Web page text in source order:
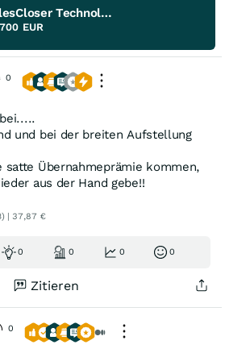
SalesCloser Technologies
EUR
0
und bei der breiten Aufstellung
satte Übernahmeprämie kommen,
aus der Hand gebe!!
| 37,87 €
0 0 0 0
Zitieren
0